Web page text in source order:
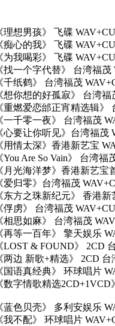
理想男孩》 飞碟
痴心的我》 飞碟
为我喝彩》 飞碟
找一个字代替》 台湾福茂
千纸鹤》 台湾福茂
想你想的好孤寂》 台湾福
重燃爱恋邰正宵精选辑》
一千零一夜》 台湾福茂
心要让你听见》台湾福茂
用情太深》香港新艺宝
Are So Vain》 台湾福
月光海洋梦》香港新艺宝
爱归零》台湾福茂
东方之珠新纪元》 香港新
俘虏》 台湾福茂
相思如麻》 台湾福茂
再等一百年》 擎天娱乐
LOST & FOUND》 2CD
两边 新歌+精选》 2CD 台
国语真经典》 环球唱片
数字情歌精选2CD+1VCD
蓝色贝壳》 多利安娱乐
我不配》 环球唱片